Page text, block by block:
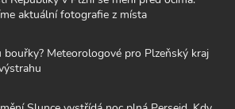
aktuální fotografie z místa
bouřky? Meteorologové pro Plzeňský kraj